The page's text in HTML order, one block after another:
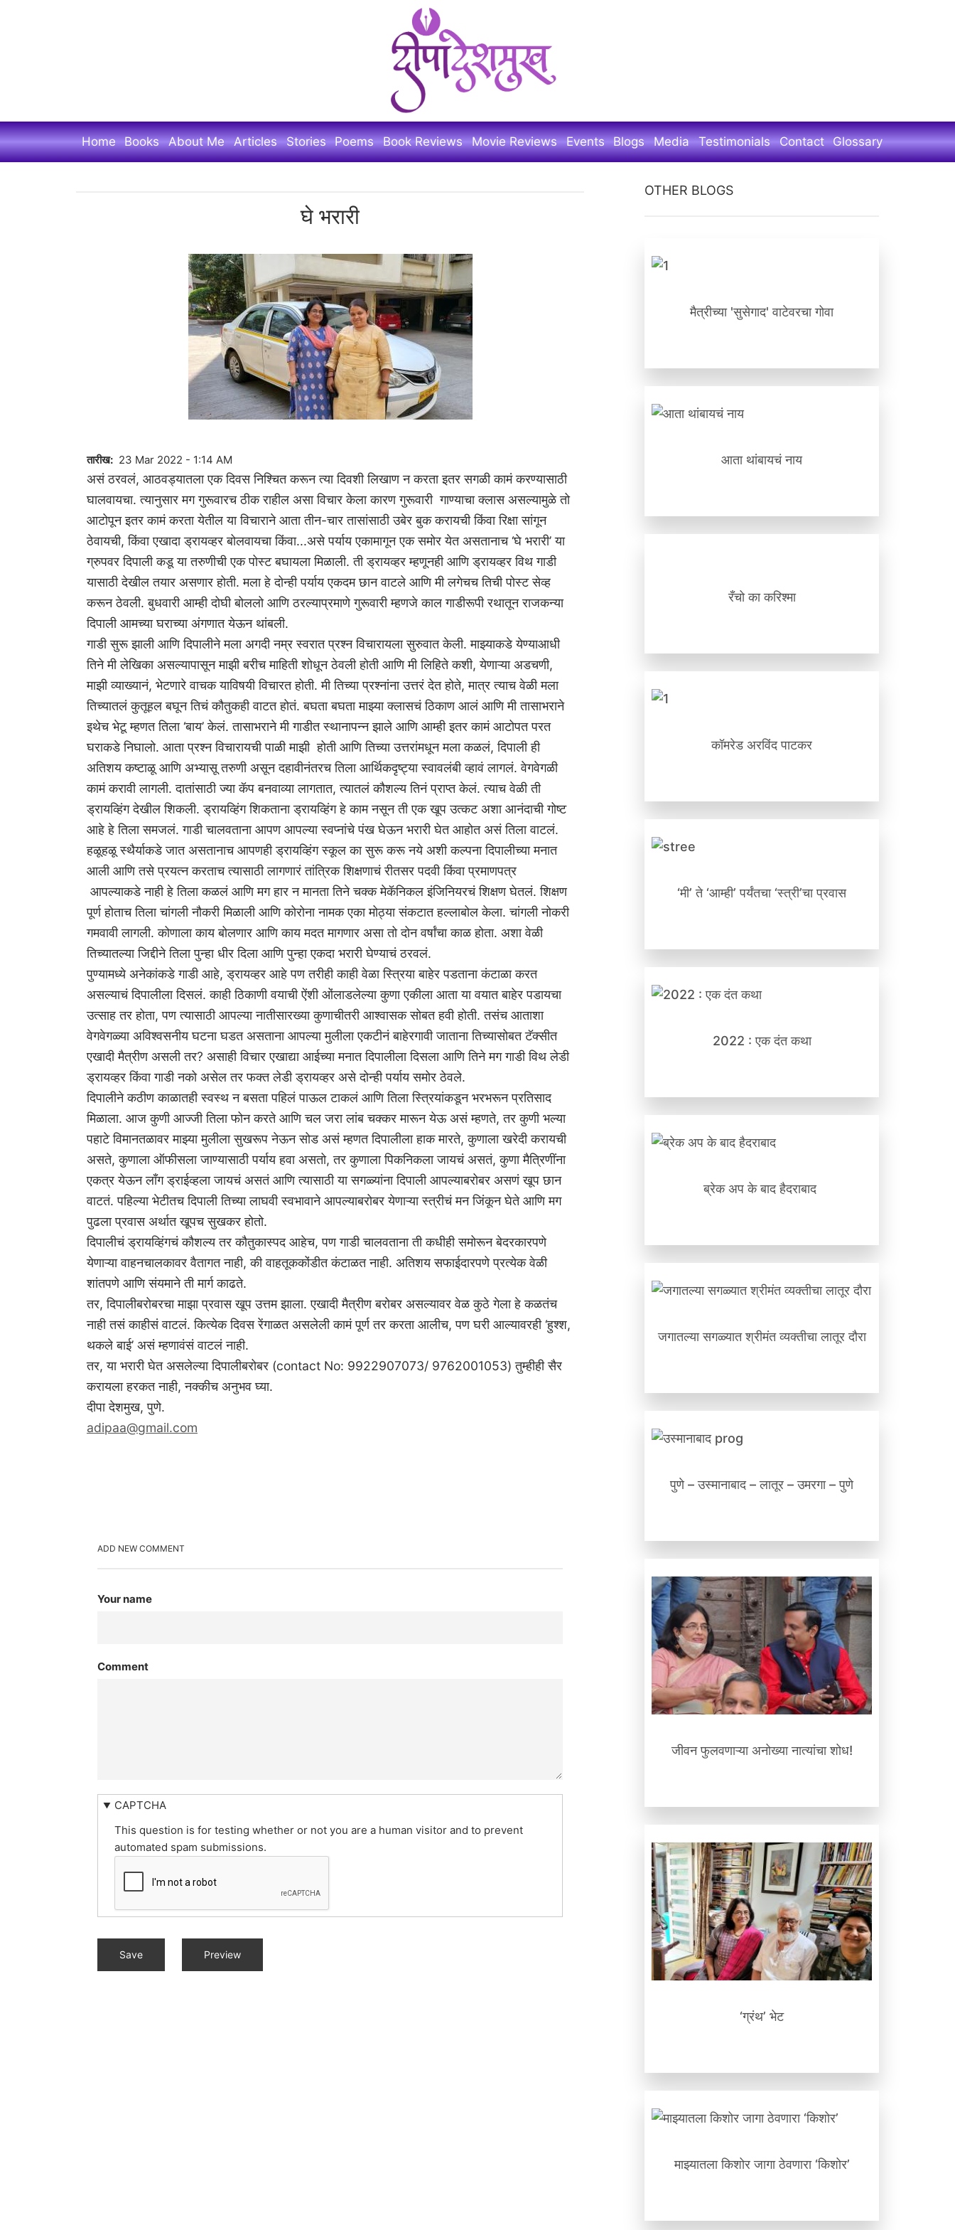
Home Books About Me Articles Stories Poems Book Reviews Movie Reviews Events Blogs Media Testimonials Contact Glossary
घे भरारी
तारीख 23 Mar 2022 - 1:14 AM
असं ठरवलं, आठवड्यातला एक दिवस निश्चित करून त्या दिवशी लिखाण न करता इतर सगळी कामं करण्यासाठी
घालवायचा. त्यानुसार मग गुरूवारच ठीक राहील असा विचार केला कारण गुरूवारी गाण्याचा क्लास असल्यामुळे तो
आटोपून इतर कामं करता येतील या विचाराने आता तीन-चार तासांसाठी उबेर बुक करायची किंवा रिक्षा सांगून
ठेवायची, किंवा एखादा ड्रायव्‍हर बोलवायचा किंवा...असे पर्याय एकामागून एक समोर येत असतानाच ‘घे भरारी’ या
ग्रुपवर दिपाली कडू या तरुणीची एक पोस्ट बघायला मिळाली. ती ड्रायव्‍हर म्हणूनही आणि ड्रायव्‍हर विथ गाडी
यासाठी देखील तयार असणार होती. मला हे दोन्ही पर्याय एकदम छान वाटले आणि मी लगेचच तिची पोस्ट सेव्‍ह
करून ठेवली. बुधवारी आम्ही दोघी बोललो आणि ठरल्याप्रमाणे गुरूवारी म्हणजे काल गाडीरूपी रथातून राजकन्या
दिपाली आमच्या घराच्या अंगणात येऊन थांबली.
गाडी सुरू झाली आणि दिपालीने मला अगदी नम्र स्वरात प्रश्न विचारायला सुरुवात केली. माझ्याकडे येण्याआधी
तिने मी लेखिका असल्यापासून माझी बरीच माहिती शोधून ठेवली होती आणि मी लिहिते कशी, येणाऱ्या अडचणी,
माझी व्‍याख्यानं, भेटणारे वाचक याविषयी विचारत होती. मी तिच्या प्रश्नांना उत्तरं देत होते, मात्र त्याच वेळी मला
तिच्यातलं कुतूहल बघून तिचं कौतुकही वाटत होतं. बघता बघता माझ्या क्लासचं ठिकाण आलं आणि मी तासाभराने
इथेच भेटू म्हणत तिला ‘बाय’ केलं. तासाभराने मी गाडीत स्थानापन्न झाले आणि आम्ही इतर कामं आटोपत परत
घराकडे निघालो. आता प्रश्न विचारायची पाळी माझी होती आणि तिच्या उत्तरांमधून मला कळलं, दिपाली ही
अतिशय कष्टाळू आणि अभ्यासू तरुणी असून दहावीनंतरच तिला आर्थिकदृष्ट्या स्वावलंबी व्‍हावं लागलं. वेगवेगळी
कामं करावी लागली. दातांसाठी ज्या कॅप बनवाव्‍या लागतात, त्यातलं कौशल्य तिनं प्राप्त केलं. त्याच वेळी ती
ड्रायव्‍हिंग देखील शिकली. ड्रायव्‍हिंग शिकताना ड्रायव्‍हिंग हे काम नसून ती एक खूप उत्कट अशा आनंदाची गोष्ट
आहे हे तिला समजलं. गाडी चालवताना आपण आपल्या स्वप्नांचे पंख घेऊन भरारी घेत आहोत असं तिला वाटलं.
हळूहळू स्थैर्याकडे जात असतानाच आपणही ड्रायव्‍हिंग स्कूल का सुरू करू नये अशी कल्पना दिपालीच्या मनात
आली आणि तसे प्रयत्न करताच त्यासाठी लागणारं तांत्रिक शिक्षणाचं रीतसर पदवी किंवा प्रमाणपत्र
आपल्याकडे नाही हे तिला कळलं आणि मग हार न मानता तिने चक्‍क मेकॅनिकल इंजिनियरचं शिक्षण घेतलं. शिक्षण
पूर्ण होताच तिला चांगली नौकरी मिळाली आणि कोरोना नामक एका मोठ्या संकटात हल्लाबोल केला. चांगली नोकरी
गमवावी लागली. कोणाला काय बोलणार आणि काय मदत मागणार असा तो दोन वर्षांचा काळ होता. अशा वेळी
तिच्यातल्या जिद्दीने तिला पुन्हा धीर दिला आणि पुन्हा एकदा भरारी घेण्याचं ठरवलं.
पुण्यामध्ये अनेकांकडे गाडी आहे, ड्रायव्‍हर आहे पण तरीही काही वेळा स्त्रिया बाहेर पडताना कंटाळा करत
असल्याचं दिपालीला दिसलं. काही ठिकाणी वयाची ऐंशी ओंलाडलेल्या कुणा एकीला आता या वयात बाहेर पडायचा
उत्साह तर होता, पण त्यासाठी आपल्या नातीसारख्या कुणाचीतरी आश्वासक सोबत हवी होती. तसंच आताशा
वेगवेगळ्या अविश्वसनीय घटना घडत असताना आपल्या मुलीला एकटीनं बाहेरगावी जाताना तिच्यासोबत टॅक्सीत
एखादी मैत्रीण असली तर? असाही विचार एखाद्या आईच्या मनात दिपालीला दिसला आणि तिने मग गाडी विथ लेडी
ड्रायव्‍हर किंवा गाडी नको असेल तर फक्त लेडी ड्रायव्‍हर असे दोन्ही पर्याय समोर ठेवले.
दिपालीने कठीण काळातही स्वस्थ न बसता पहिलं पाऊल टाकलं आणि तिला स्त्रियांकडून भरभरून प्रतिसाद
मिळाला. आज कुणी आज्जी तिला फोन करते आणि चल जरा लांब चक्‍कर मारून येऊ असं म्हणते, तर कुणी भल्या
पहाटे विमानतळावर माझ्या मुलीला सुखरूप नेऊन सोड असं म्हणत दिपालीला हाक मारते, कुणाला खरेदी करायची
असते, कुणाला ऑफीसला जाण्यासाठी पर्याय हवा असतो, तर कुणाला पिकनिकला जायचं असतं, कुणा मैत्रिणींना
एकत्र येऊन लाँग ड्राईव्‍हला जायचं असतं आणि त्यासाठी या सगळ्यांना दिपाली आपल्याबरोबर असणं खूप छान
वाटतं. पहिल्या भेटीतच दिपाली तिच्या लाघवी स्वभावाने आपल्याबरोबर येणाऱ्या स्त्रीचं मन जिंकून घेते आणि मग
पुढला प्रवास अर्थात खूपच सुखकर होतो.
दिपालीचं ड्रायव्‍हिंगचं कौशल्य तर कौतुकास्पद आहेच, पण गाडी चालवताना ती कधीही समोरून बेदरकारपणे
येणाऱ्या वाहनचालकावर वैतागत नाही, की वाहतूककोंडीत कंटाळत नाही. अतिशय सफाईदारपणे प्रत्येक वेळी
शांतपणे आणि संयमाने ती मार्ग काढते.
तर, दिपालीबरोबरचा माझा प्रवास खूप उत्तम झाला. एखादी मैत्रीण बरोबर असल्यावर वेळ कुठे गेला हे कळतंच
नाही तसं काहीसं वाटलं. कित्येक दिवस रेंगाळत असलेली कामं पूर्ण तर करता आलीच, पण घरी आल्यावरही ‘हुश्श,
थकले बाई’ असं म्हणावंसं वाटलं नाही.
तर, या भरारी घेत असलेल्या दिपालीबरोबर (contact No: 9922907073/ 9762001053) तुम्हीही सैर
करायला हरकत नाही, नक्‍कीच अनुभव घ्या.
दीपा देशमुख, पुणे.
adipaa@gmail.com
ADD NEW COMMENT
Your name
Comment
CAPTCHA
This question is for testing whether or not you are a human visitor and to prevent
automated spam submissions.
OTHER BLOGS
मैत्रीच्या 'सुसेगाद' वाटेवरचा गोवा
आता थांबायचं नाय
रँचो का करिश्मा
कॉमरेड अरविंद पाटकर
‘मी’ ते ‘आम्ही’ पर्यंतचा ‘स्त्री’चा प्रवास
2022 : एक दंत कथा
ब्रेक अप के बाद हैदराबाद
जगातल्या सगळ्यात श्रीमंत व्‍यक्‍तीचा लातूर दौरा
पुणे – उस्मानाबाद – लातूर – उमरगा – पुणे
जीवन फुलवणाऱ्या अनोख्या नात्यांचा शोध!
‘ग्रंथ’ भेट
माझ्यातला किशोर जागा ठेवणारा ‘किशोर’